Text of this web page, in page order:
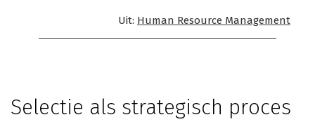
Uit: Human Resource Management
Selectie als strategisch proces